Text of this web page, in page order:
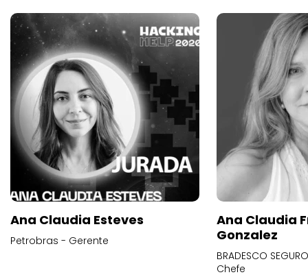
Ana Claudia Esteves
Petrobras - Gerente
Ana Claudia
Gonzalez
BRADESCO
Chefe